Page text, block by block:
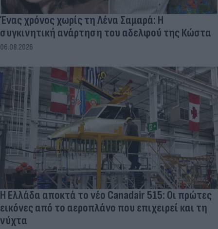
Ένας χρόνος χωρίς τη Λένα Σαμαρά: Η
συγκινητική ανάρτηση του αδελφού της Κώστα
06.08.2026
Η Ελλάδα αποκτά το νέο Canadair 515: Οι πρώτες
εικόνες από το αεροπλάνο που επιχειρεί και τη
νύχτα